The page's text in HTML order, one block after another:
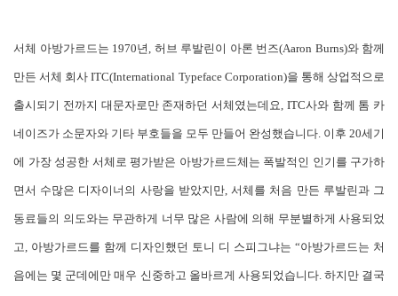
서체 아방가르드는 1970년, 허브 루발린이 아론 번즈(Aaron Burns)와 함께
만든 서체 회사 ITC(International Typeface Corporation)을 통해 상업적으로
출시되기 전까지 대문자로만 존재하던 서체였는데요, ITC사와 함께 톰 카
네이즈가 소문자와 기타 부호들을 모두 만들어 완성했습니다. 이후 20세기
에 가장 성공한 서체로 평가받은 아방가르드체는 폭발적인 인기를 구가하
면서 수많은 디자이너의 사랑을 받았지만, 서체를 처음 만든 루발린과 그
동료들의 의도와는 무관하게 너무 많은 사람에 의해 무분별하게 사용되었
고, 아방가르드를 함께 디자인했던 토니 디 스피그냐는 “아방가르드는 처
음에는 몇 군데에만 매우 신중하고 올바르게 사용되었습니다. 하지만 결국